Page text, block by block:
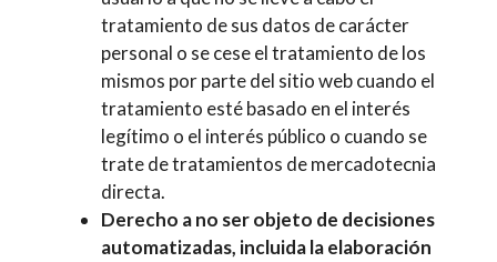
tratamiento de sus datos de carácter
personal o se cese el tratamiento de los
mismos por parte del sitio web cuando el
tratamiento esté basado en el interés
legítimo o el interés público o cuando se
trate de tratamientos de mercadotecnia
directa.
Derecho a no ser objeto de decisiones
automatizadas, incluida la elaboración